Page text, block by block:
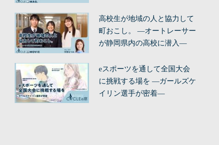
高校生が地域の人と協力して
町おこし。 ―オートレーサー
が静岡県内の高校に潜入―
eスポーツを通して全国大会
に挑戦する場を ―ガールズケ
イリン選手が密着―